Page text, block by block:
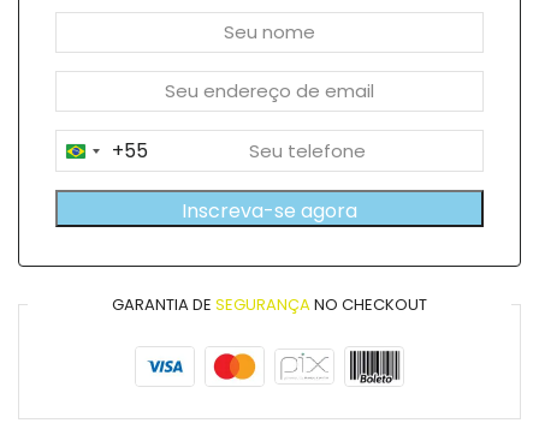
Brazil
+55
+55
Inscreva-se agora
GARANTIA DE SEGURANÇANO CHECKOUT